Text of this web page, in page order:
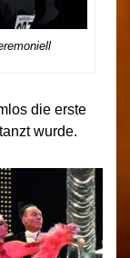
die erste
wurde.